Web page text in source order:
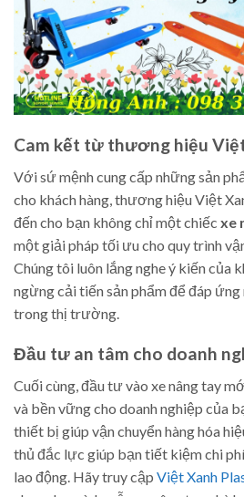
Cam kết từ thương hiệu
Với sứ mệnh cung cấp những sản
cho khách hàng, thương hiệu Việt
đến cho bạn không chỉ một chiếc xe
một giải pháp tối ưu cho quy trình
Chúng tôi luôn lắng nghe ý kiến của
ngừng cải tiến sản phẩm để đáp ứng
trong thị trường.
Đầu tư an tâm cho doanh
Cuối cùng, đầu tư vào xe nâng tay
và bền vững cho doanh nghiệp của
thiết bị giúp vận chuyển hàng hóa
thủ đắc lực giúp bạn tiết kiệm chi
lao động. Hãy truy cập Việt Xanh